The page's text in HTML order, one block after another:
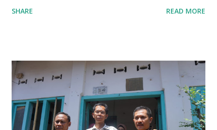
UMKM di Jatim. Namun Chusainuddin,S.Sos Anggota Komisi
yang sebenarnya ada dana pinjaman lunak untuk mereka. "
Ketika saya menjalankan Reses di Blitar,Kediri dan
Tulungagung , banyak masyarakat sana tak mengetahui ada
dana pinjaman lunak di Bank UMKM untuk para pelaku
UMKM, karena sebenarnya jika Pemprov serius
SHARE READ MORE